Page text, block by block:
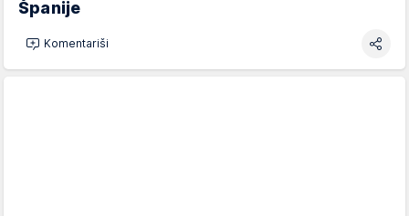
Španije
Komentariši